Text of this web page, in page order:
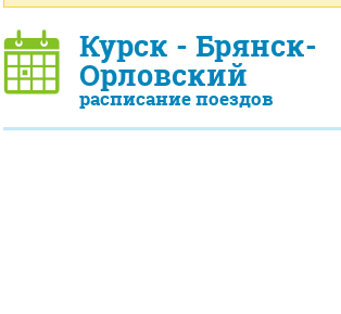
Курск - Брянск-
Орловский
расписание поездов